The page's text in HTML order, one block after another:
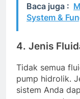
Baca juga :
System &
4. Jenis
Tidak semua
pump hidrolik.
sistem Anda